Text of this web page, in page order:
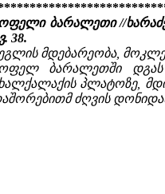
ბარალეთი //
38.
მდებარეობა,
ბარალეთში დგას
პლატოზე,
ძღვის